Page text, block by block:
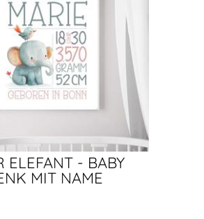
ELEFANT - BABY
MIT NAME